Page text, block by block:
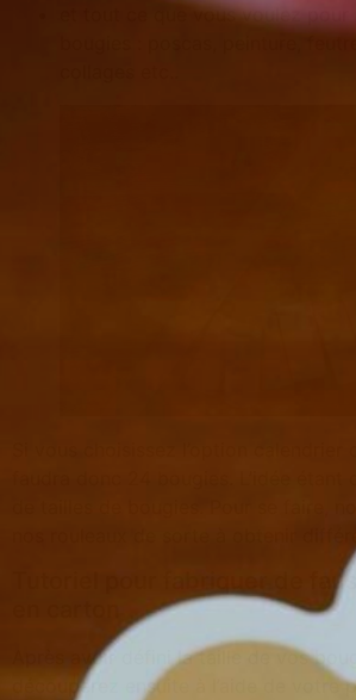
et tout ce que vous voulez pour
bougies : poscas, peinture,
Si vous choisissez l’option calendrier
faudra donc 24 bougies. L’idée étant
de tailles de bougies. Pour se faire,
nos rouleaux de sorte à obtenir
Tutoriel pour fabriquer de
Après avoir défini la taille de vos
découperez ensuite à l’aide de votre